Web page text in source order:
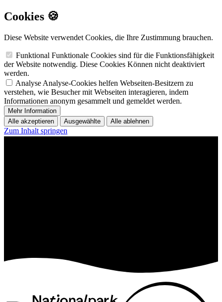
Cookies 🍪
Diese Website verwendet Cookies, die Ihre Zustimmung brauchen.
Funktional Funktionale Cookies sind für die Funktionsfähigkeit
der Website notwendig. Diese Cookies Können nicht deaktiviert
werden.
Analyse Analyse-Cookies helfen Webseiten-Besitzern zu
verstehen, wie Besucher mit Webseiten interagieren, indem
Informationen anonym gesammelt und gemeldet werden.
Mehr Information
Alle akzeptieren
Ausgewählte Alle ablehnen
Zum Inhalt springen